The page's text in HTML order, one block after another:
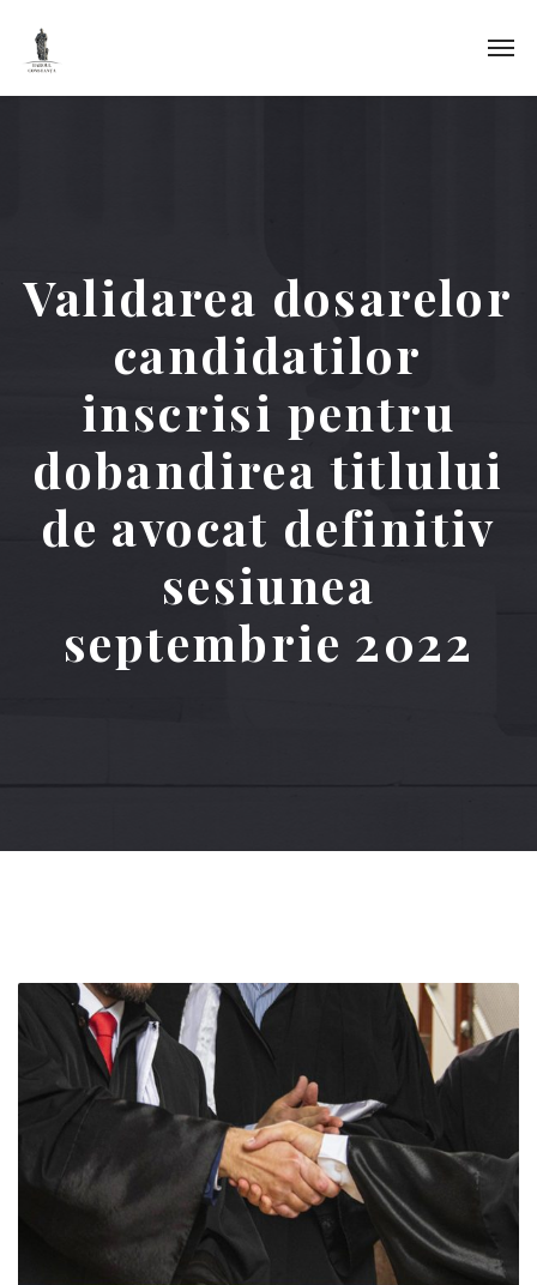
Validarea dosarelor
candidatilor
inscrisi pentru
dobandirea titlului
de avocat definitiv
sesiunea
septembrie 2022